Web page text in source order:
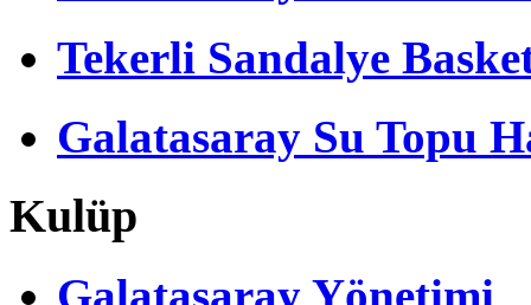
Tekerli Sandalye
Galatasaray Su Topu
Kulüp